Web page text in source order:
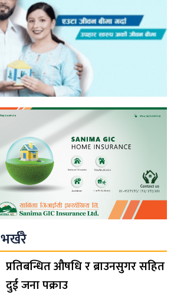
भर्खरै
प्रतिबन्धित औषधि र ब्राउनसुगर सहित
दुई जना पक्राउ